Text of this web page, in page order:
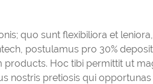
quo sunt flexibiliora et
postulamus pro 30%
products. Hoc tibi permittit ut
nostris pretiosis qui